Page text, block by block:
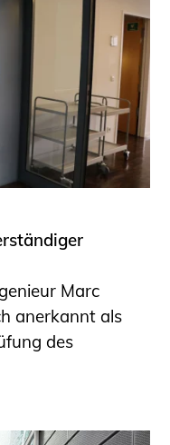
Marc
anerkannt als
des